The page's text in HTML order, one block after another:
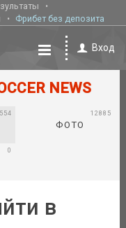
Фрибет без депозита
Вход
NEWS
ФОТО
12885
0
в